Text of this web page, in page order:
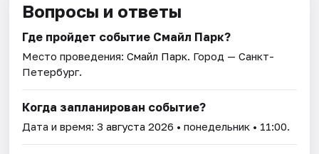
Вопросы и ответы
Где пройдет событие Смайл Парк?
Место проведения:Смайл Парк. Город — Санкт-
Петербург.
Когда запланирован событие?
Дата и время:3 августа 2026 • понедельник • 11:00.